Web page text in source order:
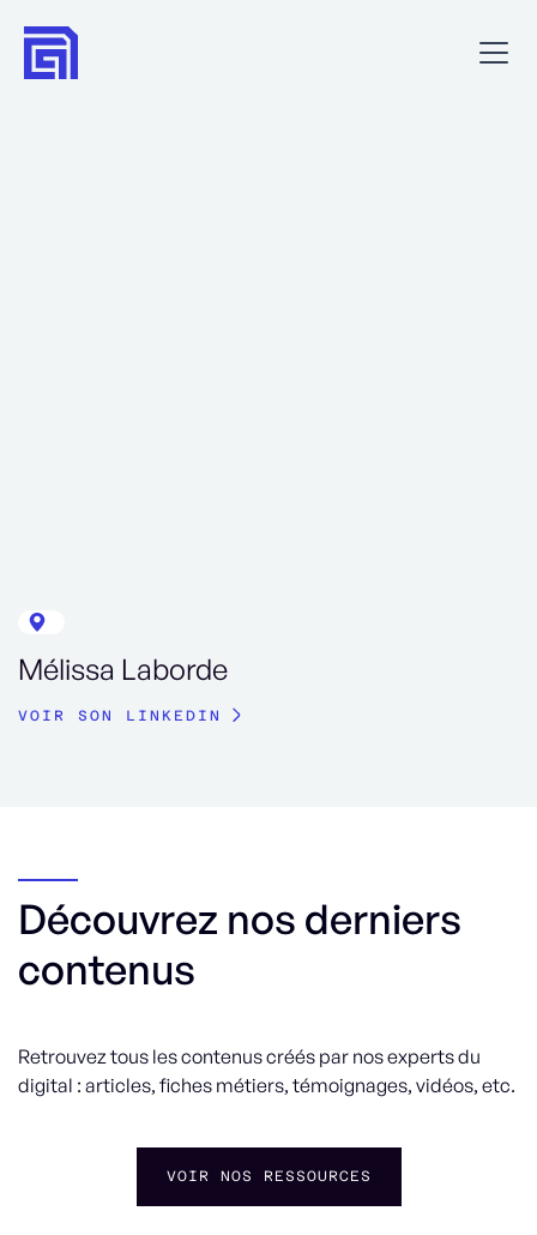
Mélissa Laborde
VOIR SON LINKEDIN
Découvrez nos derniers
contenus
Retrouvez tous les contenus créés par nos experts du
digital : articles, fiches métiers, témoignages, vidéos, etc.
VOIR NOS RESSOURCES